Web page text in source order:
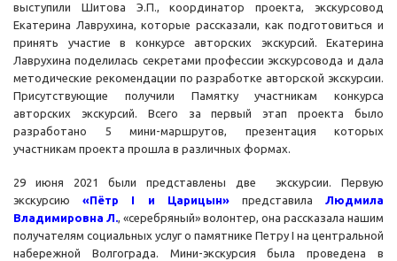
выступили Шитова Э.П., координатор проекта, экскурсовод
Екатерина Лаврухина, которые рассказали, как подготовиться и
принять участие в конкурсе авторских экскурсий. Екатерина
Лаврухина поделилась секретами профессии экскурсовода и дала
методические рекомендации по разработке авторской экскурсии.
Присутствующие получили Памятку участникам конкурса
авторских экскурсий. Всего за первый этап проекта было
разработано 5 мини-маршрутов, презентация которых
участникам проекта прошла в различных формах.
29 июня 2021 были представлены две экскурсии. Первую
экскурсию«Пётр I и Царицын»представилаЛюдмила
Владимировна Л., «серебряный» волонтер, она рассказала нашим
получателям социальных услуг о памятнике Петру I на центральной
набережной Волгограда. Мини-экскурсия была проведена в